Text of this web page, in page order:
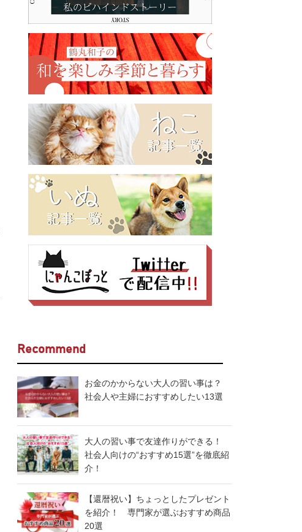
Recommend
お金のかからない大人の習い事は？
社会人や主婦におすすめしたい13選
大人の習い事で友達作りができる！
社会人向けの“おすすめ15選”を徹底紹
介！
【還暦祝い】ちょっとしたプレゼント
を紹介！ 専門家が選ぶおすすめ商品
20選